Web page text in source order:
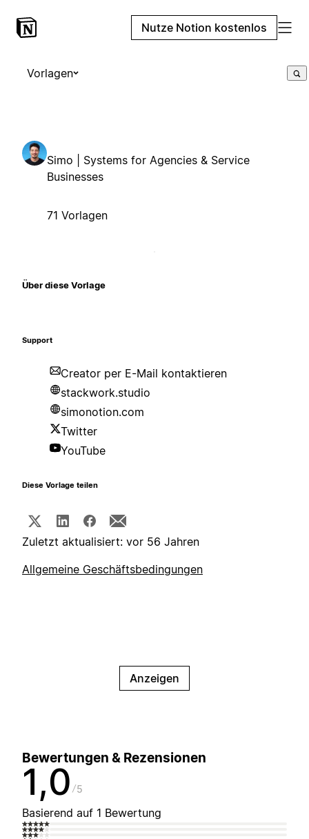
Nutze Notion kostenlos
Vorlagen
Simo | Systems for Agencies & Service
Businesses
71 Vorlagen
Über diese Vorlage
Support
Creator per E-Mail kontaktieren
stackwork.studio
simonotion.com
Twitter
YouTube
Diese Vorlage teilen
Zuletzt aktualisiert: vor 56 Jahren
Allgemeine Geschäftsbedingungen
Anzeigen
Bewertungen & Rezensionen
1,0 5
Basierend auf 1 Bewertung